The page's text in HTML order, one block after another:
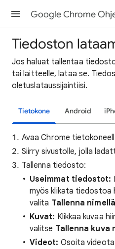
Google Chrome
Tiedoston
Jos haluat tallentaa
tai laitteelle, lataa se.
oletuslataussijaintiisi.
Tietokone Android
Avaa Chrome
Siirry sivustolle, jolla
Tallenna tiedosto:
Useimmat tiedostot:
myös klikata tiedostoa
valita Tallenna nimellä
Kuvat: Klikkaa kuvaa
valitse Tallenna kuva
Videot: Osoita